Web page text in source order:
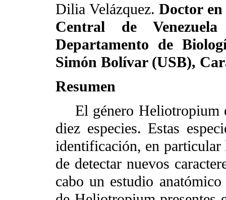
Dilia Velázquez. Doctor
Central de
Departamento de
Simón Bolívar (USB),
Resumen
El género Heliotropium
diez especies. Estas
identificación, en
de detectar nuevos
cabo un estudio